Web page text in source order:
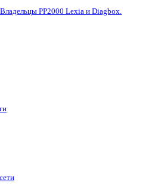
PP2000 Lexia и Diagbox.